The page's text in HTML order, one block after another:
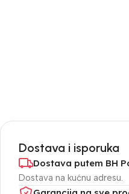
Dostava i isporuka
Dostava putem BH
Dostava na kućnu adresu.